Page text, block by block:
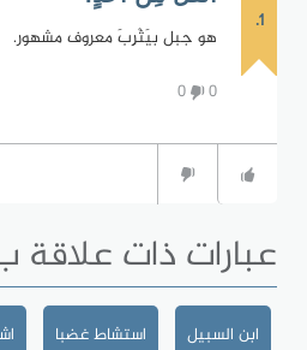
1.
هو جبل بيَثْرِبَ معروف مشهور.
0
0
عبارات ذات
ابن السبيل استشاط غضبا